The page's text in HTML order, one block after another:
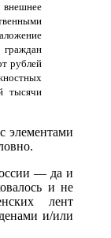
внешнее
граждан
рублей
тысячи
элементами
— да и
и не
лент
и/или